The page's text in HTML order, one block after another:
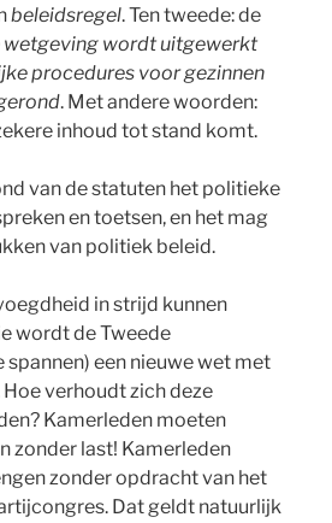
beleidsregel. Ten tweede: de
wetgeving wordt uitgewerkt
procedures voor gezinnen
. Met andere woorden:
inhoud tot stand komt.
van de statuten het politieke
en toetsen, en het mag
van politiek beleid.
in strijd kunnen
wordt de Tweede
een nieuwe wet met
verhoudt zich deze
Kamerleden moeten
zonder last! Kamerleden
zonder opdracht van het
Dat geldt natuurlijk